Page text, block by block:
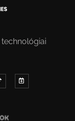
technológiai